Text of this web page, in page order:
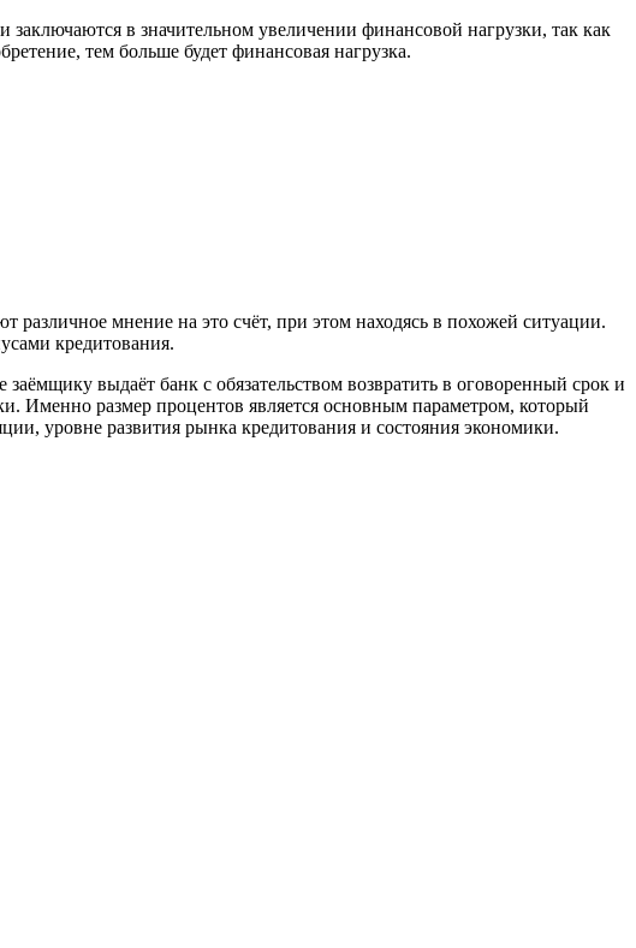
в значительном увеличении финансовой нагрузки, так как
тем больше будет финансовая нагрузка.
мнение на это счёт, при этом находясь в похожей ситуации.
кредитования.
выдаёт банк с обязательством возвратить в оговоренный срок и
Именно размер процентов является основным параметром, который
уровне развития рынка кредитования и состояния экономики.